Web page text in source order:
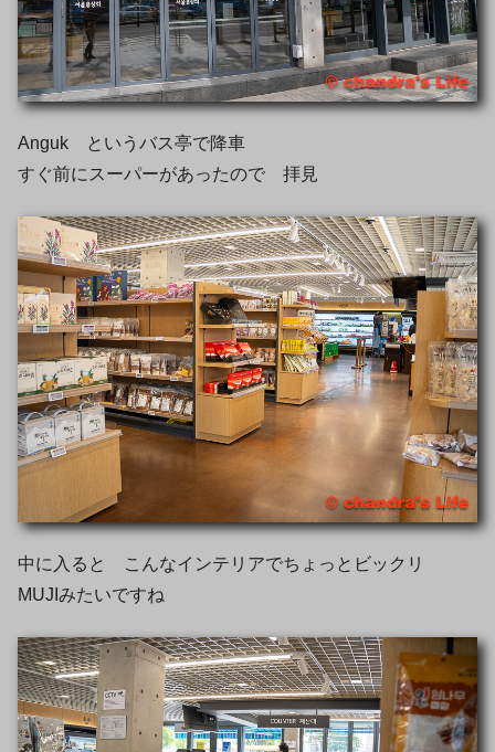
Anguk というバス亭で降車
すぐ前にスーパーがあったので 拝見
中に入ると こんなインテリアでちょっとビックリ
MUJIみたいですね